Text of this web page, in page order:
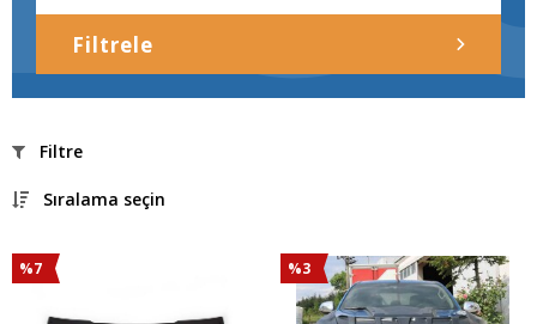
Filtrele
Filtre
Sıralama seçin
%7 %3